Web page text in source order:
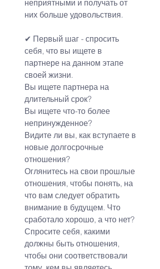
неприятными и получать от
них больше удовольствия.
✔ Первый шаг - спросить
себя, что вы ищете в
партнере на данном этапе
своей жизни.
Вы ищете партнера на
длительный срок?
Вы ищете что-то более
непринужденное?
Видите ли вы, как вступаете в
новые долгосрочные
отношения?
Оглянитесь на свои прошлые
отношения, чтобы понять, на
что вам следует обратить
внимание в будущем. Что
сработало хорошо, а что нет?
Спросите себя, какими
должны быть отношения,
чтобы они соответствовали